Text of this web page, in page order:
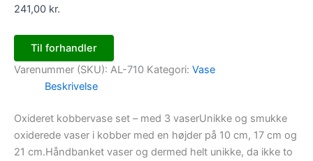
241,00 kr.
Til forhandler
Varenummer (SKU): AL-710 Kategori: Vase
Beskrivelse
Oxideret kobbervase set – med 3 vaserUnikke og smukke
oxiderede vaser i kobber med en højder på 10 cm, 17 cm og
21 cm.Håndbanket vaser og dermed helt unikke, da ikke to